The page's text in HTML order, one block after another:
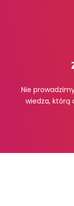
Nie
wiedza, którą